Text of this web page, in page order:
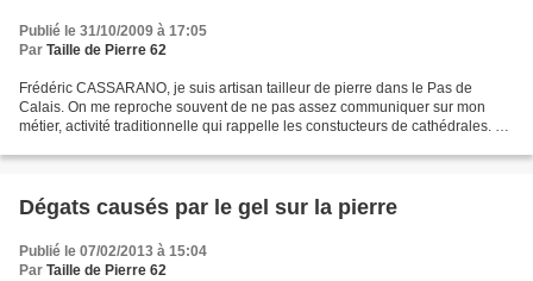
Publié le 31/10/2009 à 17:05
Par Taille de Pierre 62
Frédéric CASSARANO, je suis artisan tailleur de pierre dans le Pas de
Calais. On me reproche souvent de ne pas assez communiquer sur mon
métier, activité traditionnelle qui rappelle les constucteurs de cathédrales. J'
Dégats causés par le gel sur la pierre
Publié le 07/02/2013 à 15:04
Par Taille de Pierre 62